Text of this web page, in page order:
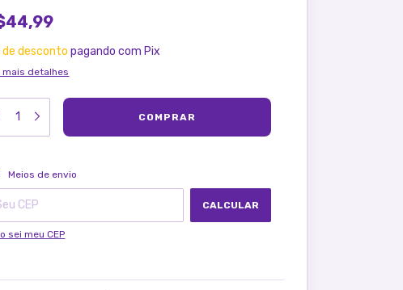
de desconto pagando com Pix
mais detalhes
para o CEP:
Meios de envio
CALCULAR
sei meu CEP